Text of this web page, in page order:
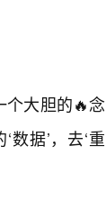
个大胆的🔥念
据’，去‘重